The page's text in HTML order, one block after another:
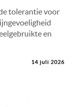
tolerantie voor
en
14 juli 2026